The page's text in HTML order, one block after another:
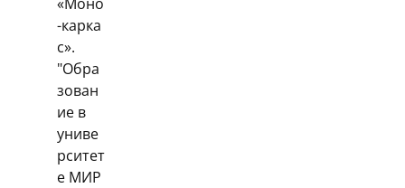
-карка
с».
"Обра
зован
ие в
униве
рситет
е МИР